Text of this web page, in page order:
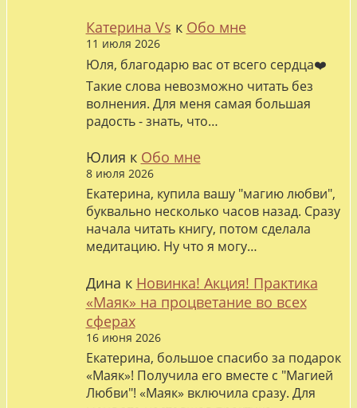
Катерина Vs к Обо мне
11 июля 2026
Юля, благодарю вас от всего сердца❤️
Такие слова невозможно читать без
волнения. Для меня самая большая
радость - знать, что…
Юлия к Обо мне
8 июля 2026
Екатерина, купила вашу "магию любви",
буквально несколько часов назад. Сразу
начала читать книгу, потом сделала
медитацию. Ну что я могу…
Дина к Новинка! Акция! Практика
«Маяк» на процветание во всех
сферах
16 июня 2026
Екатерина, большое спасибо за подарок
«Маяк»! Получила его вместе с "Магией
Любви"! «Маяк» включила сразу. Для